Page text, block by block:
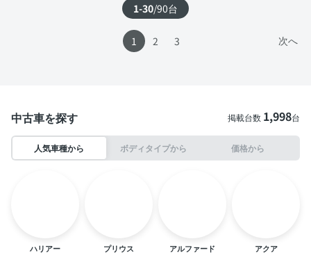
1-30/90台
次へ
1 2 3
中古車を探す 掲載台数 1,998台
人気車種から ボディタイプから 価格から
ハリアー プリウス アルファード アクア